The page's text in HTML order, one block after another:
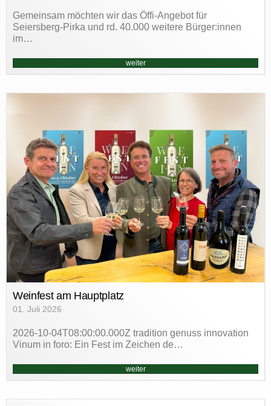
Gemeinsam möchten wir das Öffi-Angebot für
Seiersberg-Pirka und rd. 40.000 weitere Bürger:innen
im…
weiter
Weinfest am Hauptplatz
01. Juli 2026
2026-10-04T08:00:00.000Z tradition genuss innovation
Vinum in foro: Ein Fest im Zeichen de…
weiter